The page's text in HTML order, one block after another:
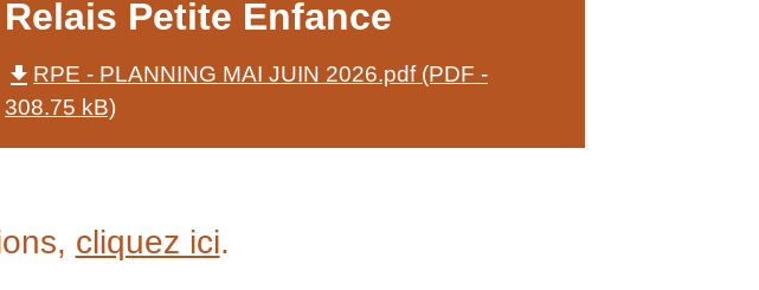
Relais Petite Enfance
file_download RPE - PLANNING MAI JUIN 2026.pdf (PDF -
308.75 kB)
cliquez ici.